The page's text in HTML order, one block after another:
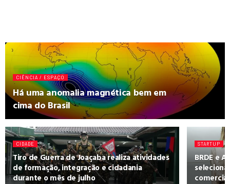
CIÊNCIA / ESPAÇO
Há uma anomalia magnética bem em
cima do Brasil
CIDADE
Tiro de Guerra de Joaçaba realiza atividades
de formação, integração e cidadania
durante o mês de julho
STARTUP
BRDE e
comercial